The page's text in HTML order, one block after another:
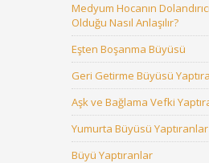
Medyum Hocanın
Olduğu Nasıl Anlaşılır?
Eşten Boşanma Büyüsü
Geri Getirme Büyüsü
Aşk ve Bağlama Vefki
Yumurta Büyüsü Yaptıranlar
Büyü Yaptıranlar